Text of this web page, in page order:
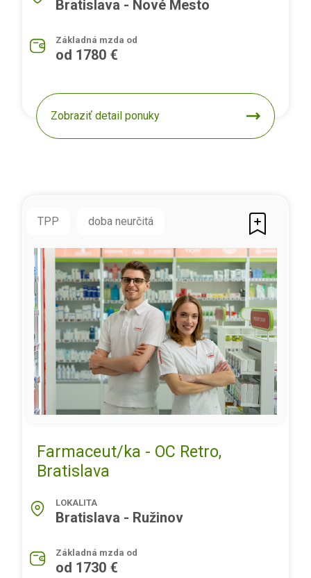
Bratislava - Nové Mesto
Základná mzda od
od 1780 €
Zobraziť detail ponuky
TPP doba neurčitá
Farmaceut/ka - OC Retro,
Bratislava
LOKALITA
Bratislava - Ružinov
Základná mzda od
od 1730 €